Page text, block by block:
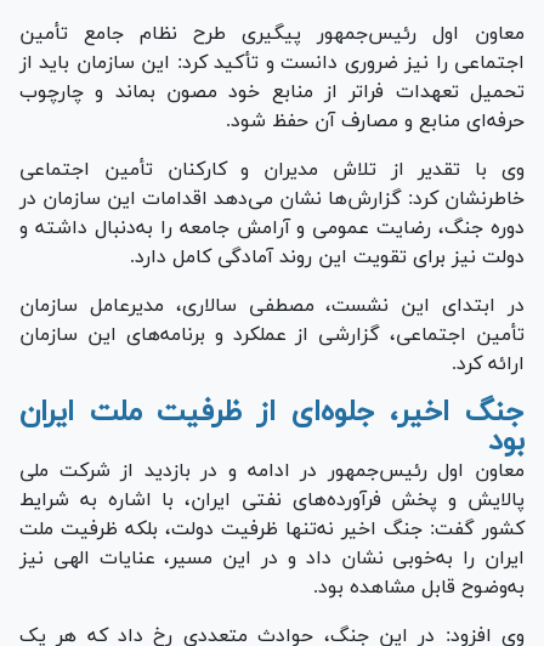
معاون اول رئیس‌جمهور پیگیری طرح نظام جامع تأمین
اجتماعی را نیز ضروری دانست و تأکید کرد: این سازمان باید از
تحمیل تعهدات فراتر از منابع خود مصون بماند و چارچوب
حرفه‌ای منابع و مصارف آن حفظ شود.
وی با تقدیر از تلاش مدیران و کارکنان تأمین اجتماعی
خاطرنشان کرد: گزارش‌ها نشان می‌دهد اقدامات این سازمان در
دوره جنگ، رضایت عمومی و آرامش جامعه را به‌دنبال داشته و
دولت نیز برای تقویت این روند آمادگی کامل دارد.
در ابتدای این نشست، مصطفی سالاری، مدیرعامل سازمان
تأمین اجتماعی، گزارشی از عملکرد و برنامه‌های این سازمان
ارائه کرد.
جنگ اخیر، جلوه‌ای از ظرفیت ملت ایران
بود
معاون اول رئیس‌جمهور در ادامه و در بازدید از شرکت ملی
پالایش و پخش فرآورده‌های نفتی ایران، با اشاره به شرایط
کشور گفت: جنگ اخیر نه‌تنها ظرفیت دولت، بلکه ظرفیت ملت
ایران را به‌خوبی نشان داد و در این مسیر، عنایات الهی نیز
به‌وضوح قابل مشاهده بود.
وی افزود: در این جنگ، حوادث متعددی رخ داد که هر یک